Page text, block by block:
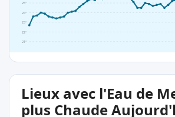
21°
22°
23°
24°
25°
Lieux avec l'Eau de
plus Chaude